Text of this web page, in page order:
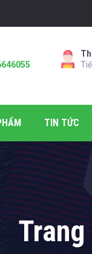
TIN TỨC
Trang